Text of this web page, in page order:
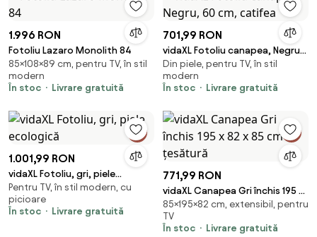
1.996 RON
Fotoliu Lazaro Monolith 84
85×108×89 cm, pentru TV, în stil
modern
În stoc
Livrare gratuită
701,99 RON
vidaXL Fotoliu canapea, Negru,
60 cm, catifea
Din piele, pentru TV, în stil
modern
În stoc
Livrare gratuită
1.001,99 RON
vidaXL Fotoliu, gri, piele
ecologică
Pentru TV, în stil modern, cu
picioare
În stoc
Livrare gratuită
771,99 RON
vidaXL Canapea Gri închis 195 x
82 x 85 cm țesătură
85×195×82 cm, extensibil, pentru
TV
În stoc
Livrare gratuită